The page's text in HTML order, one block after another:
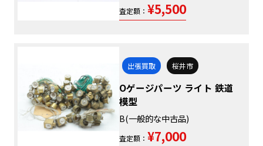
査定額： ¥5,500
出張買取 桜井市
Oゲージパーツ ライト 鉄道
模型
B(一般的な中古品)
査定額： ¥7,000